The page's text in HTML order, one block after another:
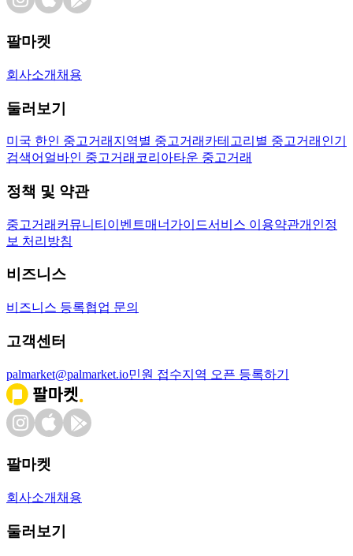
팔마켓
회사소개 채용
둘러보기
미국 한인 중고거래 지역별 중고거래 카테고리별 중고거래 인기
검색어 얼바인 중고거래 코리아타운 중고거래
정책 및 약관
중고거래 커뮤니티 이벤트매너가이드서비스 이용약관개인정
보 처리방침
비즈니스
비즈니스 등록협업 문의
고객센터
palmarket@palmarket.io민원 접수지역 오픈 등록하기
팔마켓
회사소개 채용
둘러보기